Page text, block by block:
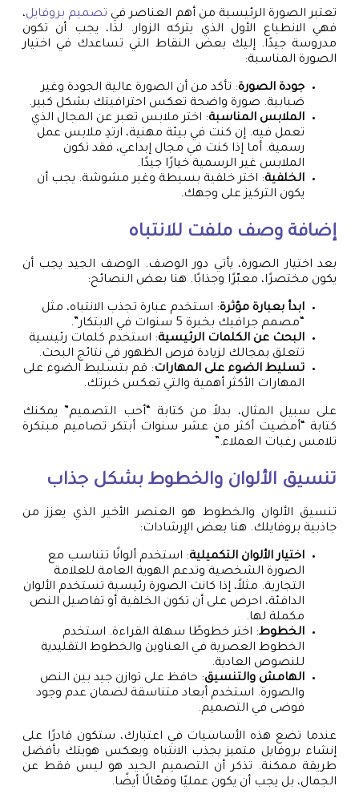
تعتبر الصورة الرئيسية من أهم العناصر في تصميم بروفايل،
فهي الانطباع الأول الذي يتركه الزوار. لذا، يجب أن تكون
مدروسة جيدًا. إليك بعض النقاط التي تساعدك في اختيار
الصورة المناسبة:
جودة الصورة: تأكد من أن الصورة عالية الجودة وغير
ضبابية. صورة واضحة تعكس احترافيتك بشكل كبير.
الملابس المناسبة: اختر ملابس تعبر عن المجال الذي
تعمل فيه. إن كنت في بيئة مهنية، ارتدِ ملابس عمل
رسمية. أما إذا كنت في مجال إبداعي، فقد تكون
الملابس غير الرسمية خيارًا جيدًا.
الخلفية: اختر خلفية بسيطة وغير مشوشة. يجب أن
يكون التركيز على وجهك.
إضافة وصف ملفت للانتباه
بعد اختيار الصورة، يأتي دور الوصف. الوصف الجيد يجب أن
يكون مختصرًا، معبّرًا وجذابًا. هنا بعض النصائح:
ابدأ بعبارة مؤثرة: استخدم عبارة تجذب الانتباه، مثل
“مصمم جرافيك بخبرة 5 سنوات في الابتكار”.
البحث عن الكلمات الرئيسية: استخدم كلمات رئيسية
تتعلق بمجالك لزيادة فرص الظهور في نتائج البحث.
تسليط الضوء على المهارات: قم بتسليط الضوء على
المهارات الأكثر أهمية والتي تعكس خبرتك.
على سبيل المثال، بدلاً من كتابة “أحب التصميم” يمكنك
كتابة “أمضيت أكثر من عشر سنوات أبتكر تصاميم مبتكرة
تلامس رغبات العملاء.”
تنسيق الألوان والخطوط بشكل جذاب
تنسيق الألوان والخطوط هو العنصر الأخير الذي يعزز من
جاذبية بروفايلك. هنا بعض الإرشادات:
اختيار الألوان التكميلية: استخدم ألوانًا تتناسب مع
الصورة الشخصية وتدعم الهوية العامة للعلامة
التجارية. مثلاً، إذا كانت الصورة رئيسية تستخدم الألوان
الدافئة، احرص على أن تكون الخلفية أو تفاصيل النص
مكملة لها.
الخطوط: اختر خطوطًا سهلة القراءة. استخدم
الخطوط العصرية في العناوين والخطوط التقليدية
للنصوص العادية.
الهامش والتنسيق: حافظ على توازن جيد بين النص
والصورة. استخدم أبعاد متناسقة لضمان عدم وجود
فوضى في التصميم.
عندما تضع هذه الأساسيات في اعتبارك، ستكون قادرًا على
إنشاء بروفايل متميز يجذب الانتباه ويعكس هويتك بأفضل
طريقة ممكنة. تذكر أن التصميم الجيد هو ليس فقط عن
الجمال، بل يجب أن يكون عمليًا وفعّالًا أيضًا.